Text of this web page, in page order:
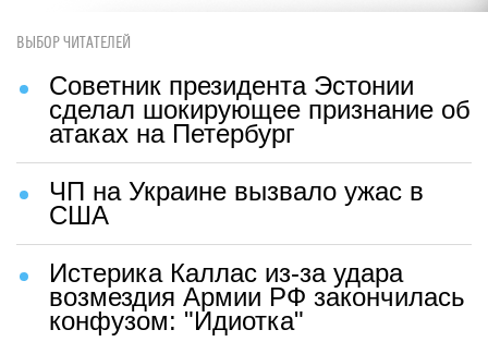
ВЫБОР ЧИТАТЕЛЕЙ
Советник президента Эстонии
сделал шокирующее признание об
атаках на Петербург
ЧП на Украине вызвало ужас в
США
Истерика Каллас из-за удара
возмездия Армии РФ закончилась
конфузом: "Идиотка"